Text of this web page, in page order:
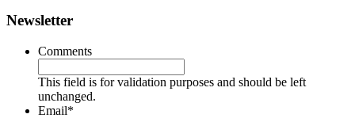
Newsletter
Comments
This field is for validation purposes and should be left
unchanged.
Email*